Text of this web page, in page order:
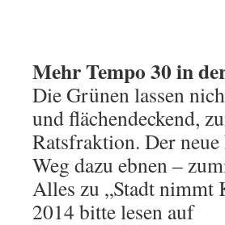
Mehr Tempo 30 in
Die Grünen lassen
und flächendeckend,
Ratsfraktion. Der
Weg dazu ebnen –
Alles zu „Stadt nimmt
2014 bitte lesen auf